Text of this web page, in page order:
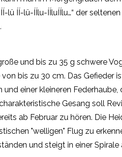
lü ÍÍ-lü-ÍÍlu-ÍÍluÍÍlu…“ der
und bis zu 35 g schwere
bis zu 30 cm. Das Gefieder
und einer kleineren
Gesang soll
ab Februar zu hören. Die
"welligen" Flug zu
und steigt in einer Spirale